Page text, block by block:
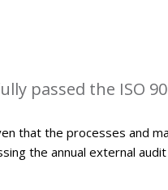
passed the ISO
that the processes and
the annual external